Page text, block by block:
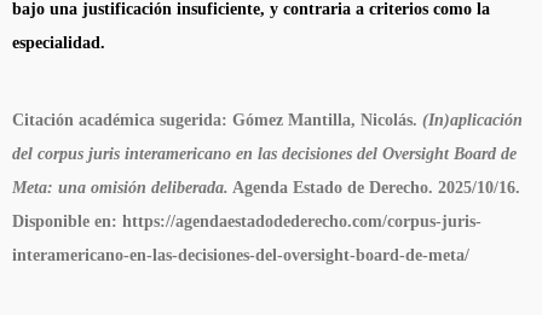
bajo una justificación insuficiente, y contraria a criterios como la
especialidad.
Citación académica sugerida: Gómez Mantilla, Nicolás. (In)aplicación
del corpus juris interamericano en las decisiones del Oversight Board de
Meta: una omisión deliberada. Agenda Estado de Derecho. 2025/10/16.
Disponible en: https://agendaestadodederecho.com/corpus-juris-
interamericano-en-las-decisiones-del-oversight-board-de-meta/